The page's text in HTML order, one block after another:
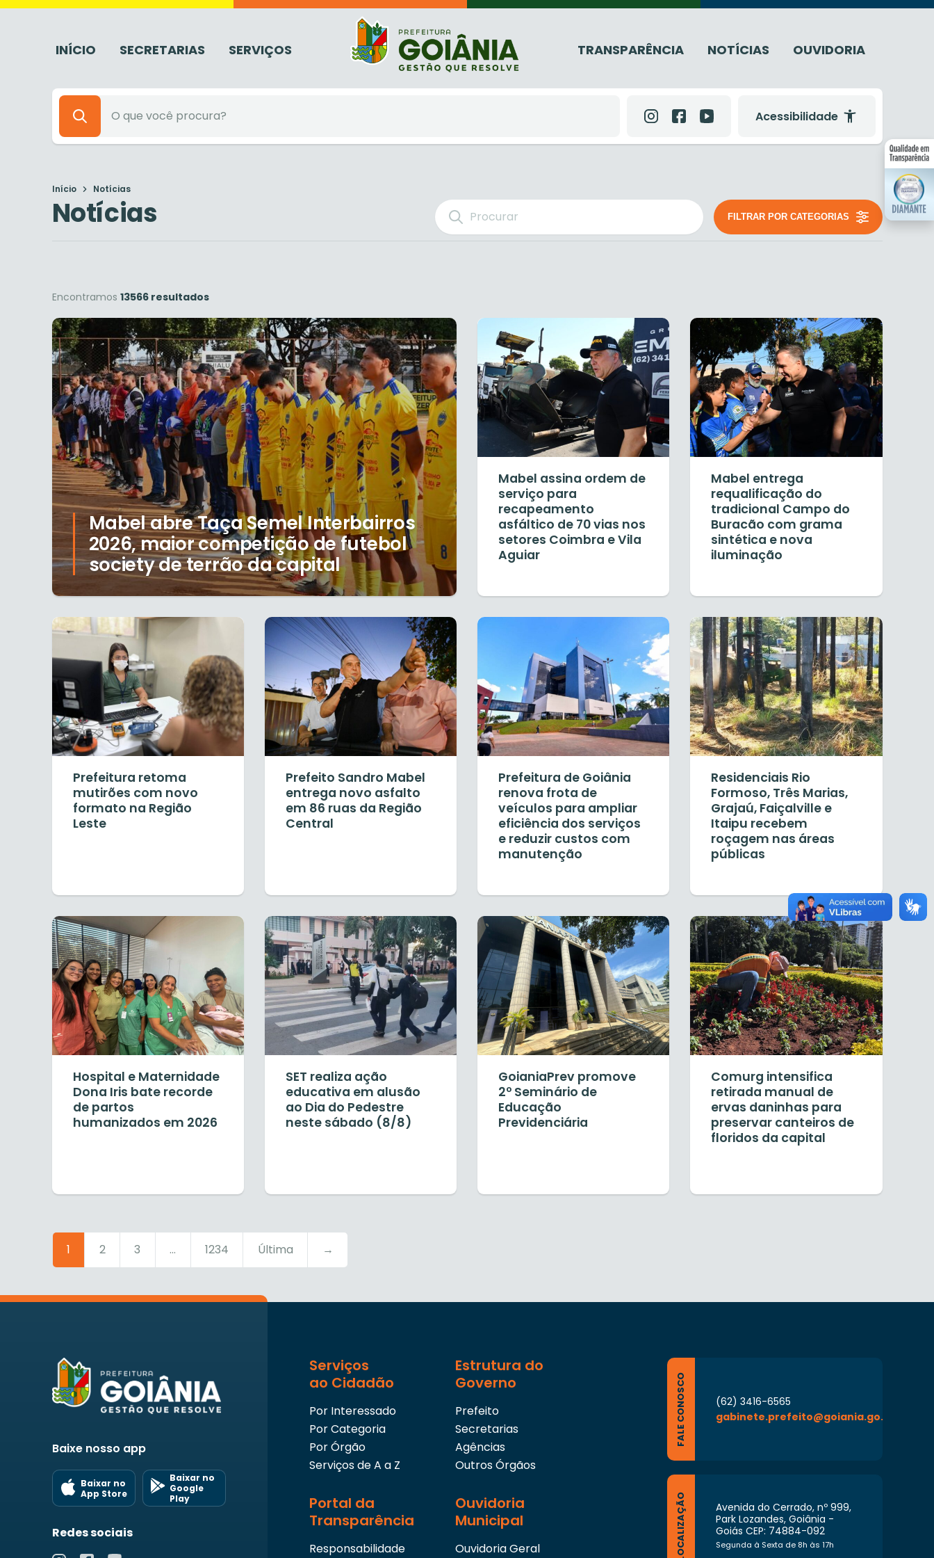
INÍCIO SECRETARIAS SERVIÇOS TRANSPARÊNCIA NOTÍCIAS OUVIDORIA
Acessibilidade
Início Notícias
Notícias FILTRAR POR CATEGORIAS
Encontramos 13566 resultados
Mabel abre Taça Semel Interbairros
2026, maior competição de futebol
society de terrão da capital
Mabel assina ordem de
serviço para
recapeamento
asfáltico de 70 vias nos
setores Coimbra e Vila
Aguiar
Mabel entrega
requalificação do
tradicional Campo do
Buracão com grama
sintética e nova
iluminação
Prefeitura retoma
mutirões com novo
formato na Região
Leste
Prefeito Sandro Mabel
entrega novo asfalto
em 86 ruas da Região
Central
Prefeitura de Goiânia
renova frota de
veículos para ampliar
eficiência dos serviços
e reduzir custos com
manutenção
Residenciais Rio
Formoso, Três Marias,
Grajaú, Faiçalville e
Itaipu recebem
roçagem nas áreas
públicas
Hospital e Maternidade
Dona Iris bate recorde
de partos
humanizados em 2026
SET realiza ação
educativa em alusão
ao Dia do Pedestre
neste sábado (8/8)
GoianiaPrev promove
2º Seminário de
Educação
Previdenciária
Comurg intensifica
retirada manual de
ervas daninhas para
preservar canteiros de
floridos da capital
1 2 3 ... 1234 Última →
Baixe nosso app
Baixar no
App Store
Baixar no
Google
Play
Redes sociais
Serviços
ao Cidadão
Por Interessado
Por Categoria
Por Órgão
Serviços de A a Z
Estrutura do
Governo
Prefeito
Secretarias
Agências
Outros Órgãos
Portal da
Transparência
Responsabilidade
Ouvidoria
Municipal
Ouvidoria Geral
FALE CONOSCO
(62) 3416-6565
gabinete.prefeito@goiania.go.gov.br
LOCALIZAÇÃO
Avenida do Cerrado, nº 999,
Park Lozandes, Goiânia -
Goiás CEP: 74884-092
Segunda à Sexta de 8h às 17h